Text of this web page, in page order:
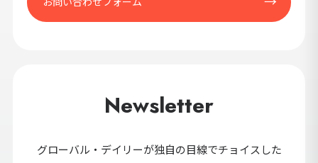
Newsletter
グローバル・デイリーが独自の目線でチョイスした